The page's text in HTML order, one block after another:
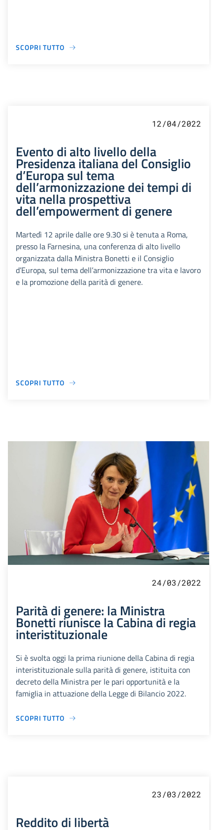
SCOPRI TUTTO
12/04/2022
Evento di alto livello della
Presidenza italiana del Consiglio
d’Europa sul tema
dell’armonizzazione dei tempi di
vita nella prospettiva
dell’empowerment di genere
Martedì 12 aprile dalle ore 9.30 si è tenuta a Roma,
presso la Farnesina, una conferenza di alto livello
organizzata dalla Ministra Bonetti e il Consiglio
d’Europa, sul tema dell’armonizzazione tra vita e lavoro
e la promozione della parità di genere.
SCOPRI TUTTO
24/03/2022
Parità di genere: la Ministra
Bonetti riunisce la Cabina di regia
interistituzionale
Si è svolta oggi la prima riunione della Cabina di regia
interistituzionale sulla parità di genere, istituita con
decreto della Ministra per le pari opportunità e la
famiglia in attuazione della Legge di Bilancio 2022.
SCOPRI TUTTO
23/03/2022
Reddito di libertà